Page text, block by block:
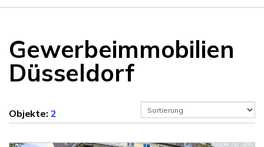
Gewerbeimmobilien
Düsseldorf
Objekte: 2